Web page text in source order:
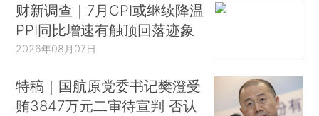
财新调查｜7月CPI或继续降温
PPI同比增速有触顶回落迹象
2026年08月07日
特稿｜国航原党委书记樊澄受
贿3847万元二审待宣判 否认